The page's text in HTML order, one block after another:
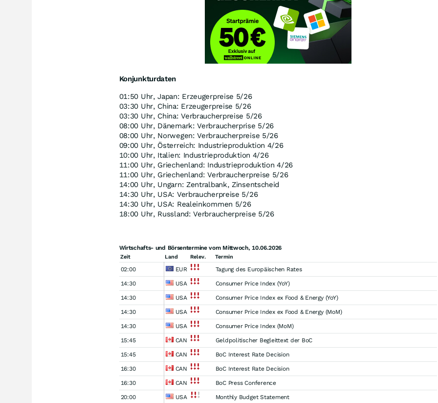
Konjunkturdaten
01:50 Uhr, Japan: Erzeugerpreise 5/26
03:30 Uhr, China: Erzeugerpreise 5/26
03:30 Uhr, China: Verbraucherpreise 5/26
08:00 Uhr, Dänemark: Verbraucherprise 5/26
08:00 Uhr, Norwegen: Verbraucherpreise 5/26
09:00 Uhr, Österreich: Industrieproduktion 4/26
10:00 Uhr, Italien: Industrieproduktion 4/26
11:00 Uhr, Griechenland: Industrieproduktion 4/26
11:00 Uhr, Griechenland: Verbraucherpreise 5/26
14:00 Uhr, Ungarn: Zentralbank, Zinsentscheid
14:30 Uhr, USA: Verbraucherpreise 5/26
14:30 Uhr, USA: Realeinkommen 5/26
18:00 Uhr, Russland: Verbraucherpreise 5/26
Wirtschafts- und Börsentermine vom Mittwoch, 10.06.2026
Zeit Land Relev. Termin
02:00 EUR Tagung des Europäischen Rates
14:30 USA Consumer Price Index (YoY)
14:30 USA Consumer Price Index ex Food & Energy (YoY)
14:30 USA Consumer Price Index ex Food & Energy (MoM)
14:30 USA Consumer Price Index (MoM)
15:45 CAN Geldpolitischer Begleittext der BoC
15:45 CAN BoC Interest Rate Decision
16:30 CAN BoC Interest Rate Decision
16:30 CAN BoC Press Conference
20:00 USA
Monthly Budget Statement